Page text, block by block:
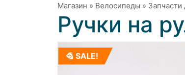
Магазин » Велосипеды » Запчасти
Ручки на
SALE!